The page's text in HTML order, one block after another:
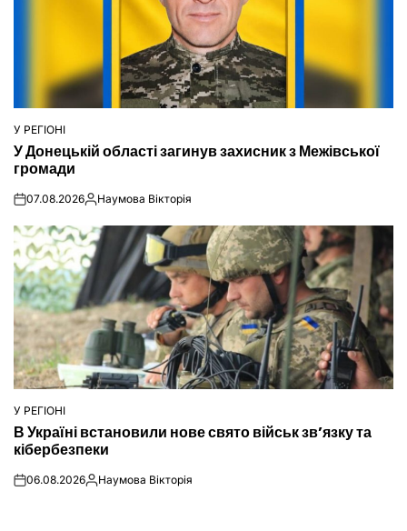
ОПУБЛІКУВАТИ
У
У РЕГІОНІ
У Донецькій області загинув захисник з Межівської
громади
on07.08.2026Опубліковано
Наумова Вікторія
ОПУБЛІКУВАТИ
У
У РЕГІОНІ
В Україні встановили нове свято військ зв’язку та
кібербезпеки
on06.08.2026Опубліковано
Наумова Вікторія